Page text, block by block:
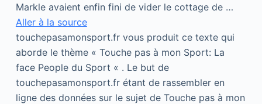
Markle avaient enfin fini de vider le cottage de …
Aller à la source
touchepasamonsport.fr vous produit ce texte qui
aborde le thème « Touche pas à mon Sport: La
face People du Sport « . Le but de
touchepasamonsport.fr étant de rassembler en
ligne des données sur le sujet de Touche pas à mon